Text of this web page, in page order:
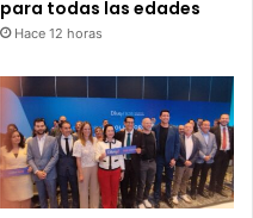
para todas las edades
Hace 12 horas